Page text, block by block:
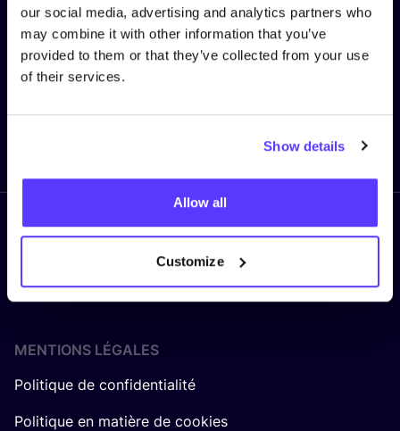
our social media, advertising and analytics partners who
may combine it with other information that you’ve
provided to them or that they’ve collected from your use
of their services.
Show details
Allow all
Customize
Adresse e-mail*
Suivez nous
MENTIONS LÉGALES
Politique de confidentialité
Politique en matière de cookies